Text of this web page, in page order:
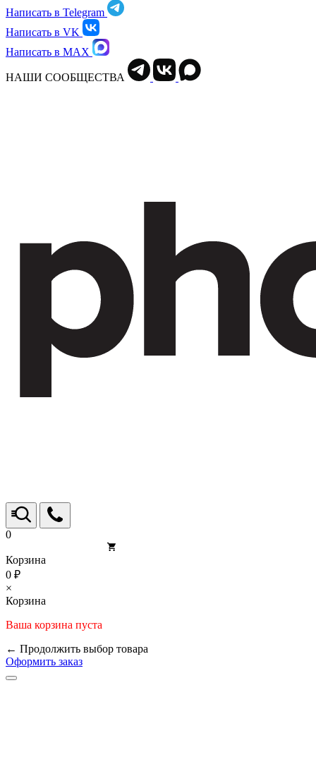
Написать в Telegram
Написать в VK
Написать в MAX
НАШИ СООБЩЕСТВА
0
Корзина
0 ₽
×
Корзина
Ваша корзина пуста
← Продолжить выбор товара
Оформить заказ